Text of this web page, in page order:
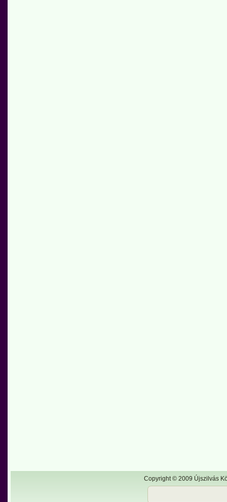
Copyright © 2009 Újszilvás